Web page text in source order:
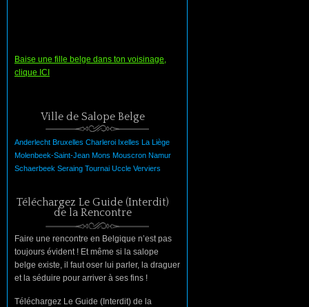
Baise une fille belge dans ton voisinage,
clique ICI
Ville de Salope Belge
Anderlecht Bruxelles Charleroi Ixelles La Liège
Molenbeek-Saint-Jean Mons Mouscron Namur
Schaerbeek Seraing Tournai Uccle Verviers
Téléchargez Le Guide (Interdit)
de la Rencontre
Faire une rencontre en Belgique n’est pas
toujours évident ! Et même si la salope
belge existe, il faut oser lui parler, la draguer
et la séduire pour arriver à ses fins !
Téléchargez Le Guide (Interdit) de la